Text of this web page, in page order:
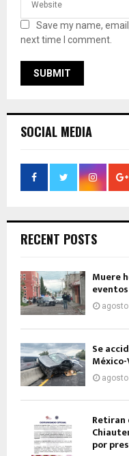
Save my name,
next time I comment.
SOCIAL MEDIA
RECENT POSTS
Muere
Se
Retiran
por